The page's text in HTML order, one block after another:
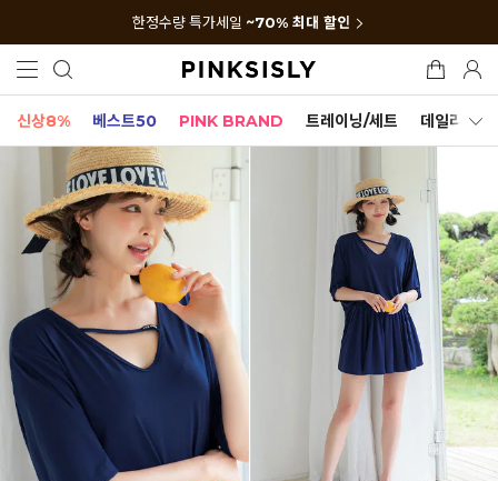
한정수량 특가세일 ~70% 최대 할인
신상8% 베스트50 PINK BRAND 트레이닝/세트 데일리세트